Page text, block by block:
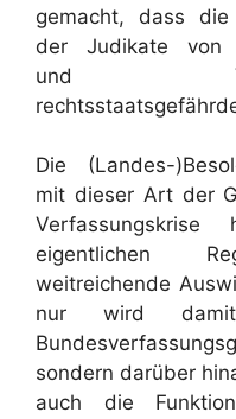
gemacht, dass die
der Judikate von
und
Die (Landes-
mit dieser Art der
eigentlichen
weitreichende
nur wird
sondern darüber
auch die